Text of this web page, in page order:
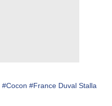
#Cocon #France Duval Stalla